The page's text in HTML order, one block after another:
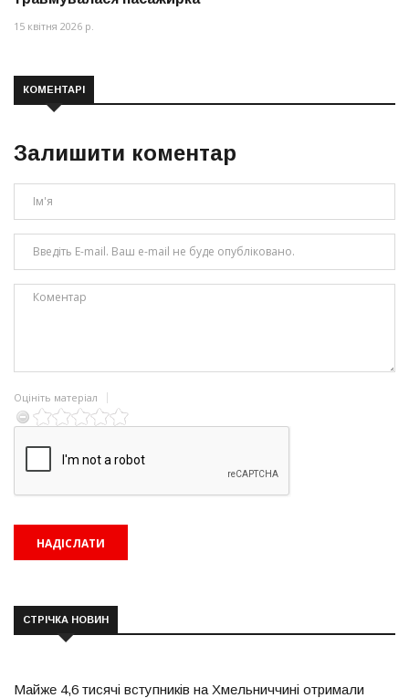
15 квітня 2026 р.
КОМЕНТАРІ
Залишити коментар
Оцініть матеріал
СТРІЧКА НОВИН
Майже 4,6 тисячі вступників на Хмельниччині отримали